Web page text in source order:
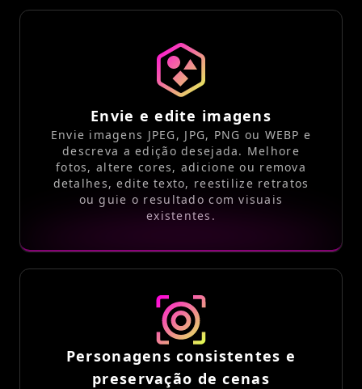
Envie e edite imagens
Envie imagens JPEG, JPG, PNG ou WEBP e
descreva a edição desejada. Melhore
fotos, altere cores, adicione ou remova
detalhes, edite texto, reestilize retratos
ou guie o resultado com visuais
existentes.
Personagens consistentes e
preservação de cenas